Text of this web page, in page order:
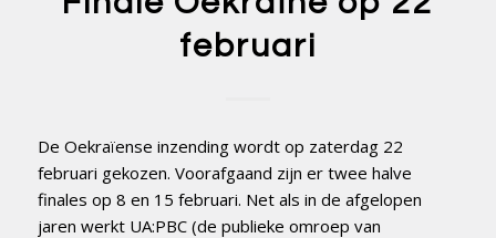
februari
De Oekraïense inzending wordt op zaterdag 22
februari gekozen. Voorafgaand zijn er twee halve
finales op 8 en 15 februari. Net als in de afgelopen
jaren werkt UA:PBC (de publieke omroep van